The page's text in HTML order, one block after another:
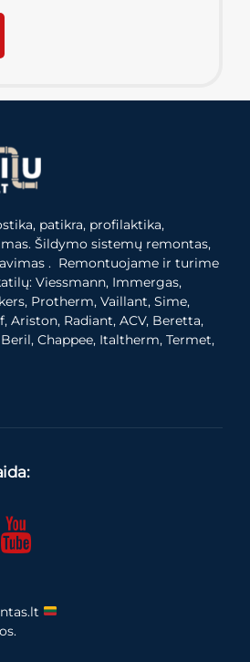
patikra, profilaktika,
Šildymo sistemų remontas,
. Remontuojame ir turime
Viessmann, Immergas,
Protherm, Vaillant, Sime,
Ariston, Radiant, ACV, Beretta,
Chappee, Italtherm, Termet,